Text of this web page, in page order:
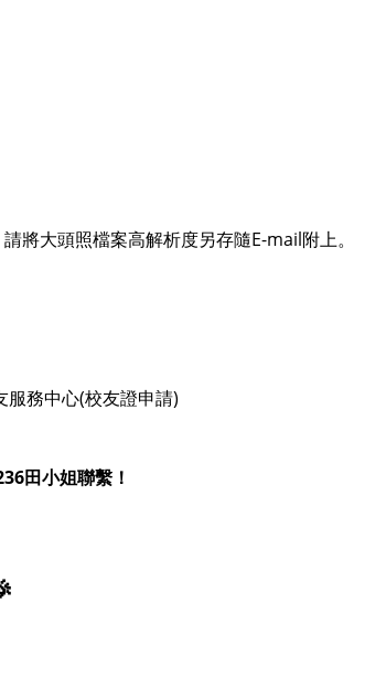
將大頭照檔案高解析度另存隨E-mail附上。
務中心(校友證申請)
田小姐聯繫！